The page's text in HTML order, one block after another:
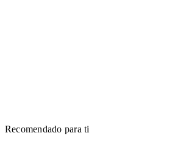
Recomendado para ti